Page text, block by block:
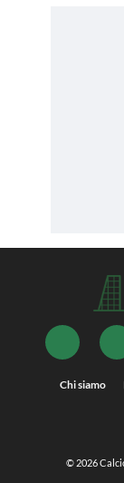
Chi siamo
© 2026